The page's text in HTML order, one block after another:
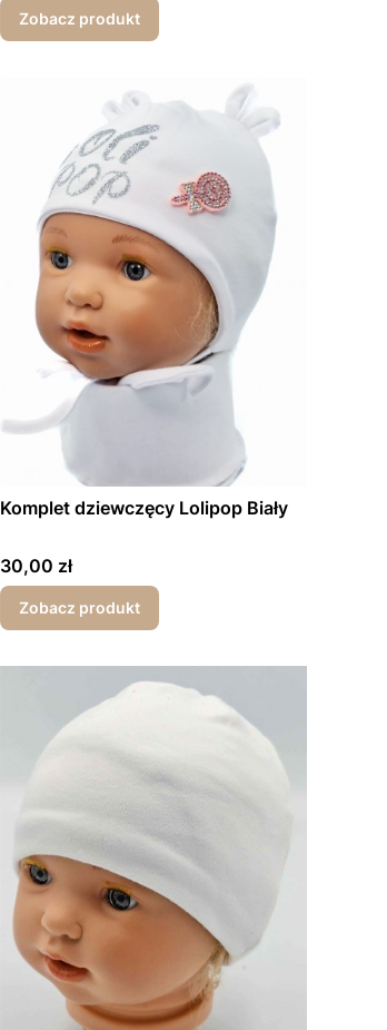
Zobacz produkt
Komplet dziewczęcy Lolipop Biały
Cena
30,00 zł
Zobacz produkt